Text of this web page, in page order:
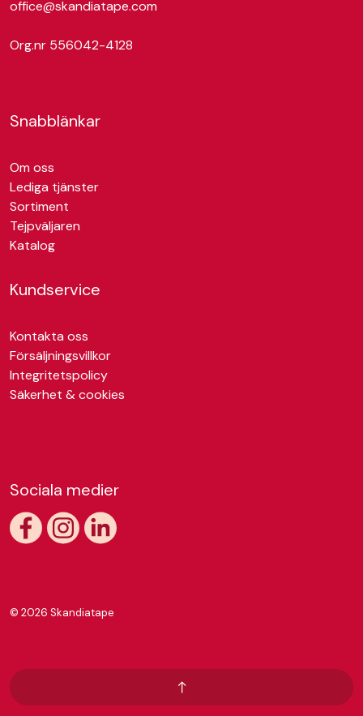
office@skandiatape.com
Org.nr 556042-4128
Snabblänkar
Om oss
Lediga tjänster
Sortiment
Tejpväljaren
Katalog
Kundservice
Kontakta oss
Försäljningsvillkor
Integritetspolicy
Säkerhet & cookies
Sociala medier
© 2026 Skandiatape